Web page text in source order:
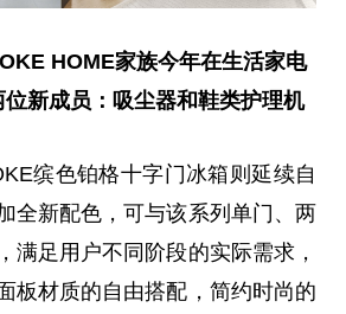
HOME家族今年在生活家电
位新成员：吸尘器和鞋类护理机
缤色铂格十字门冰箱则延续自
全新配色，可与该系列单门、两
满足用户不同阶段的实际需求，
板材质的自由搭配，简约时尚的